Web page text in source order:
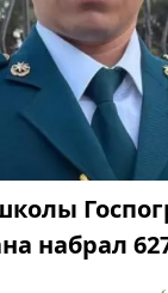
набрал